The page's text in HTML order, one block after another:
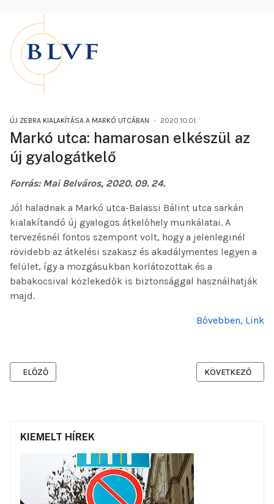
ÚJ ZEBRA KIALAKÍTÁSA A MARKÓ UTCÁBAN 2020.10.01.
Markó utca: hamarosan elkészül az
új gyalogátkelő
Forrás: Mai Belváros, 2020. 09. 24.
Jól haladnak a Markó utca-Balassi Bálint utca sarkán
kialakítandó új gyalogos átkelőhely munkálatai. A
tervezésnél fontos szempont volt, hogy a jelenleginél
rövidebb az átkelési szakasz és akadálymentes legyen a
felület, így a mozgásukban korlátozottak és a
babakocsival közlekedők is biztonsággal használhatják
majd.
Bővebben, Link
ELŐZŐ CIKK: JÓL VIZSGÁZOTT A MARKÓ UTCAI GYALOGÁTKELŐHELY
ELŐZŐ KÖVETKEZŐ
KÖVETKEZŐ
KIEMELT HÍREK